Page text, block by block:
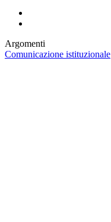
Argomenti
Comunicazione istituzionale